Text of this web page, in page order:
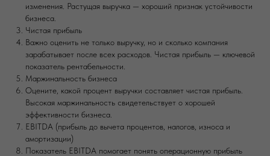
изменения. Растущая выручка — хороший признак устойчивости
бизнеса.
Чистая прибыль
Важно оценить не только выручку, но и сколько компания
зарабатывает после всех расходов. Чистая прибыль — ключевой
показатель рентабельности.
Маржинальность бизнеса
Оцените, какой процент выручки составляет чистая прибыль.
Высокая маржинальность свидетельствует о хорошей
эффективности бизнеса.
EBITDA (прибыль до вычета процентов, налогов, износа и
амортизации)
Показатель EBITDA помогает понять операционную прибыль